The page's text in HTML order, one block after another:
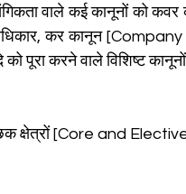
वाले कई कानूनों को
कर कानून
करने वाले विशिष्ट कानूनों
क्षेत्रों [Core and